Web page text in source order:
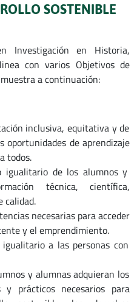
SOSTENIBLE
Investigación en Historia,
con varios Objetivos de
a continuación:
inclusiva, equitativa y de
oportunidades de aprendizaje
todos.
igualitario de los alumnos y
técnica, científica,
calidad.
necesarias para acceder
y el emprendimiento.
a las personas con
y alumnas adquieran los
y prácticos necesarios para